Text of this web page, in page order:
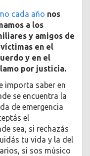
cada año nos
a los
y amigos de
en el
y en el
por justicia.
importa saber en
se encuentra la
de emergencia
el
sea, si rechazás
tu vida y la del
si sos músico